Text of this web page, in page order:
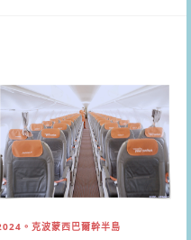
。克波蒙西巴爾幹半島